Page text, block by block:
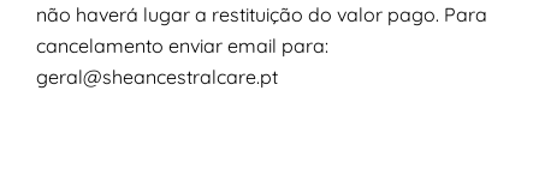
não haverá lugar a restituição do valor pago. Para
cancelamento enviar email para:
geral@sheancestralcare.pt